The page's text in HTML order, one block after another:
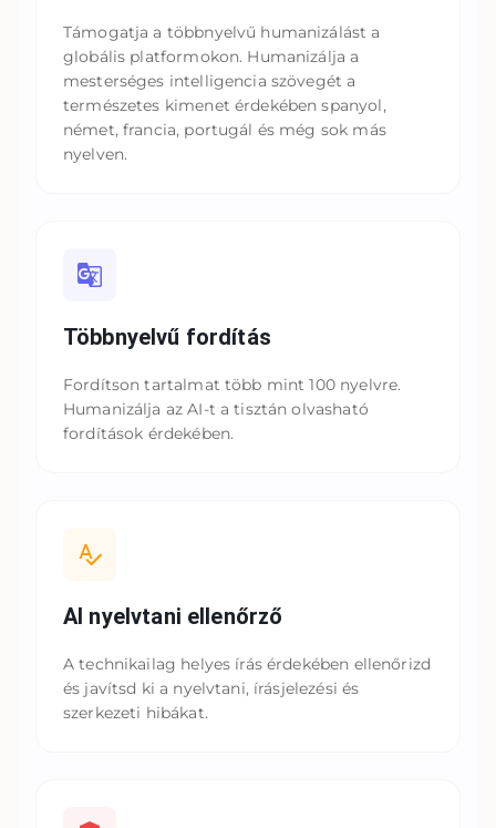
Támogatja a többnyelvű humanizálást a
globális platformokon. Humanizálja a
mesterséges intelligencia szövegét a
természetes kimenet érdekében spanyol,
német, francia, portugál és még sok más
nyelven.
Többnyelvű fordítás
Fordítson tartalmat több mint 100 nyelvre.
Humanizálja az AI-t a tisztán olvasható
fordítások érdekében.
AI nyelvtani ellenőrző
A technikailag helyes írás érdekében ellenőrizd
és javítsd ki a nyelvtani, írásjelezési és
szerkezeti hibákat.